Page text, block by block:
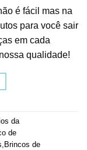
é fácil mas na
para você sair
em cada
qualidade!
da
de
, Brincos de